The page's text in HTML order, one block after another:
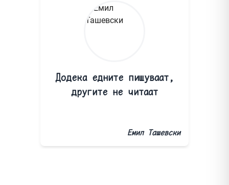
Додека едните пишуваат,
другите не читаат
Емил Ташевски